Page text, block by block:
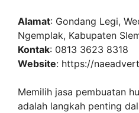
Alamat: Gondang Legi,
Ngemplak, Kabupaten
Kontak: 0813 3623 8318
Website: https://
Memilih jasa pembuatan
adalah langkah penting